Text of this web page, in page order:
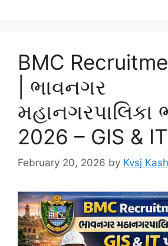
BMC
| ભાવનગર
મહાનગરપાલિકા
2026 – GIS &
February 20, 2026 by Kvsj